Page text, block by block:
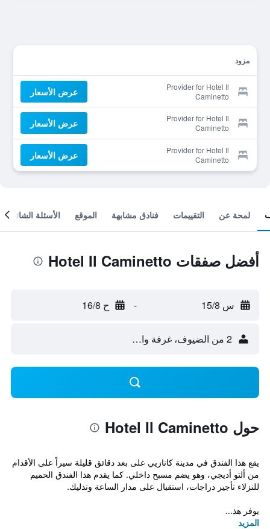
مزود
Provider for Hotel Il
Caminetto
عرض الأسعار
Provider for Hotel Il
Caminetto
عرض الأسعار
Provider for Hotel Il
Caminetto
عرض الأسعار
لمحة عن التقييمات فنادق مشابهة الموقع الأسئلة الشائعة
أفضل صفقات Hotel Il Caminetto
س 15/8 - ح 16/8
2 من الضيوف، غرفة واحدة
حول Hotel Il Caminetto
يقع هذا الفندق في مدينة كانازيي على بعد دقائق قليلة سيراً على الأقدام
من ألتو أديجي، وهو يضم مسبح داخلي. كما يقدم هذا الفندق الحميم
للنزلاء تأجير دراجات، استقبال على مدار الساعة وتدليك.
يوفر هذ...
المزيد